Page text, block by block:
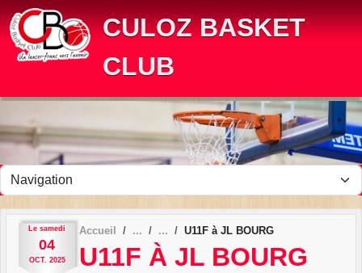
CULOZ BASKET
CLUB
Le samedi
04
OCT. 2025
Accueil U11F à JL BOURG
U11F À JL BOURG
Panneau de gestion des cookies